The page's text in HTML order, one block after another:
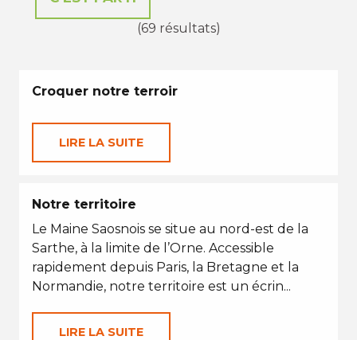
(69 résultats)
Croquer notre terroir
LIRE LA SUITE
Notre territoire
Le Maine Saosnois se situe au nord-est de la
Sarthe, à la limite de l’Orne. Accessible
rapidement depuis Paris, la Bretagne et la
Normandie, notre territoire est un écrin...
LIRE LA SUITE